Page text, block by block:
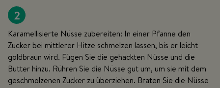
2
Karamellisierte Nüsse zubereiten: In einer Pfanne den
Zucker bei mittlerer Hitze schmelzen lassen, bis er leicht
goldbraun wird. Fügen Sie die gehackten Nüsse und die
Butter hinzu. Rühren Sie die Nüsse gut um, um sie mit dem
geschmolzenen Zucker zu überziehen. Braten Sie die Nüsse